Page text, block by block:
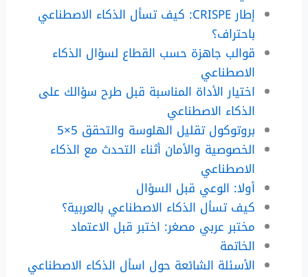
إطار CRISPE: كيف تسأل الذكاء الاصطناعي
باحتراف؟
قوالب جاهزة حسب القطاع لسؤال الذكاء
الاصطناعي
اختيار الأداة المناسبة قبل طرح سؤالك على
الذكاء الاصطناعي
بروتوكول تقليل الهلوسة والتحقق 5×5
الخصوصية والأمان أثناء التحدث مع الذكاء
الاصطناعي
أولا: الوعي قبل السؤال
كيف تسأل الذكاء الاصطناعي بالعربية؟
مختبر عربي مصغر: اختبر قبل الاعتماد
الخاتمة
الأسئلة الشائعة حول اسأل الذكاء الاصطناعي